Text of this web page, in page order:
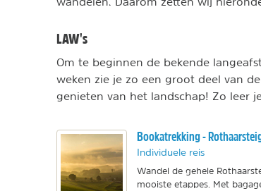
LAW's
Om te beginnen de bekende
weken zie je zo een groot deel van
genieten van het landschap! Zo leer
Bookatrekking -
Individuele reis
Wandel de gehele
mooiste etappes. Met